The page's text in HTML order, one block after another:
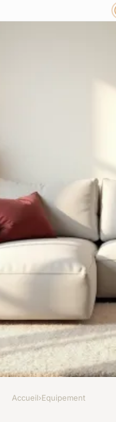
EQUIPEMENT
Accueil›Equipement